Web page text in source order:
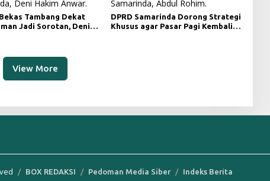
Tambang Dekat
Jadi Sorotan, Deni
DPRD Samarinda Dorong Strategi
Khusus agar Pasar Pagi Kembali
View More
BOX REDAKSI Pedoman Media Siber Indeks Berita